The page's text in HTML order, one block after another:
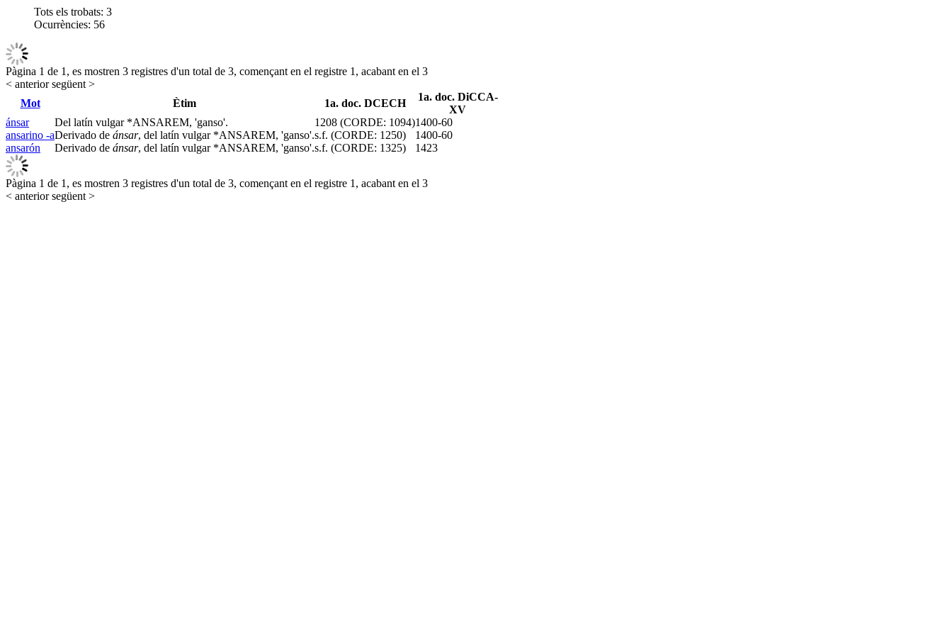
Tots els trobats: 3
Ocurrències: 56
Pàgina 1 de 1, es mostren 3 registres d'un total de 3, començant en el registre 1, acabant en el 3
< anteriorsegüent >
Mot
Ètim 1a. doc. DCECH
1a. doc. DiCCA-
XV
ánsar
Del latín vulgar *ANSAREM, 'ganso'. 1208 (CORDE: 1094)1400-60
ansarino -aDerivado de ánsar, del latín vulgar *ANSAREM, 'ganso'.s.f. (CORDE: 1250)
1400-60
ansarón
Derivado de ánsar, del latín vulgar *ANSAREM, 'ganso'.s.f. (CORDE: 1325) 1423
Pàgina 1 de 1, es mostren 3 registres d'un total de 3, començant en el registre 1, acabant en el 3
< anteriorsegüent >